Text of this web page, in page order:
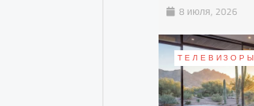
8 июля, 2026
ТЕЛЕВИЗОРЫ